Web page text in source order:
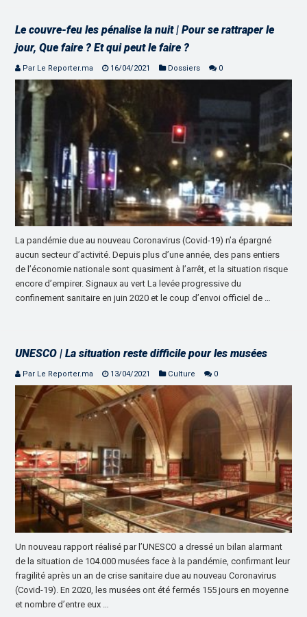
Le couvre-feu les pénalise la nuit | Pour se rattraper le
jour, Que faire ? Et qui peut le faire ?
Par Le Reporter.ma 16/04/2021 Dossiers 0
La pandémie due au nouveau Coronavirus (Covid-19) n’a épargné
aucun secteur d’activité. Depuis plus d’une année, des pans entiers
de l’économie nationale sont quasiment à l’arrêt, et la situation risque
encore d’empirer. Signaux au vert La levée progressive du
confinement sanitaire en juin 2020 et le coup d’envoi officiel de …
UNESCO | La situation reste difficile pour les musées
Par Le Reporter.ma 13/04/2021 Culture 0
Un nouveau rapport réalisé par l’UNESCO a dressé un bilan alarmant
de la situation de 104.000 musées face à la pandémie, confirmant leur
fragilité après un an de crise sanitaire due au nouveau Coronavirus
(Covid-19). En 2020, les musées ont été fermés 155 jours en moyenne
et nombre d’entre eux …